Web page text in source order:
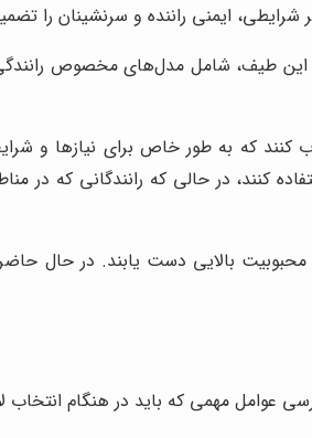
ایمنی راننده و سرنشینان را
این طیف، شامل مدل‌های مخصوص
کنند که به طور خاص برای نیازها و
کنند، در حالی که رانندگانی که در
محبوبیت بالایی دست یابند. در حال
مهمی که باید در هنگام انتخاب